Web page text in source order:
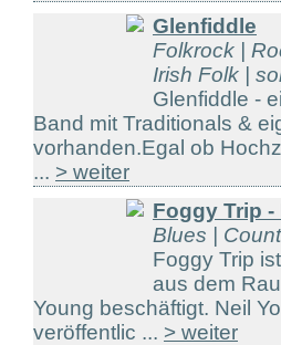
Glenfiddle
Folkrock |
Irish Folk |
Glenfiddle -
Band mit Traditionals &
vorhanden.Egal ob
... > weiter
Foggy Trip
Blues |
Foggy Trip
aus dem
Young beschäftigt. Neil
veröffentlic ... > weiter